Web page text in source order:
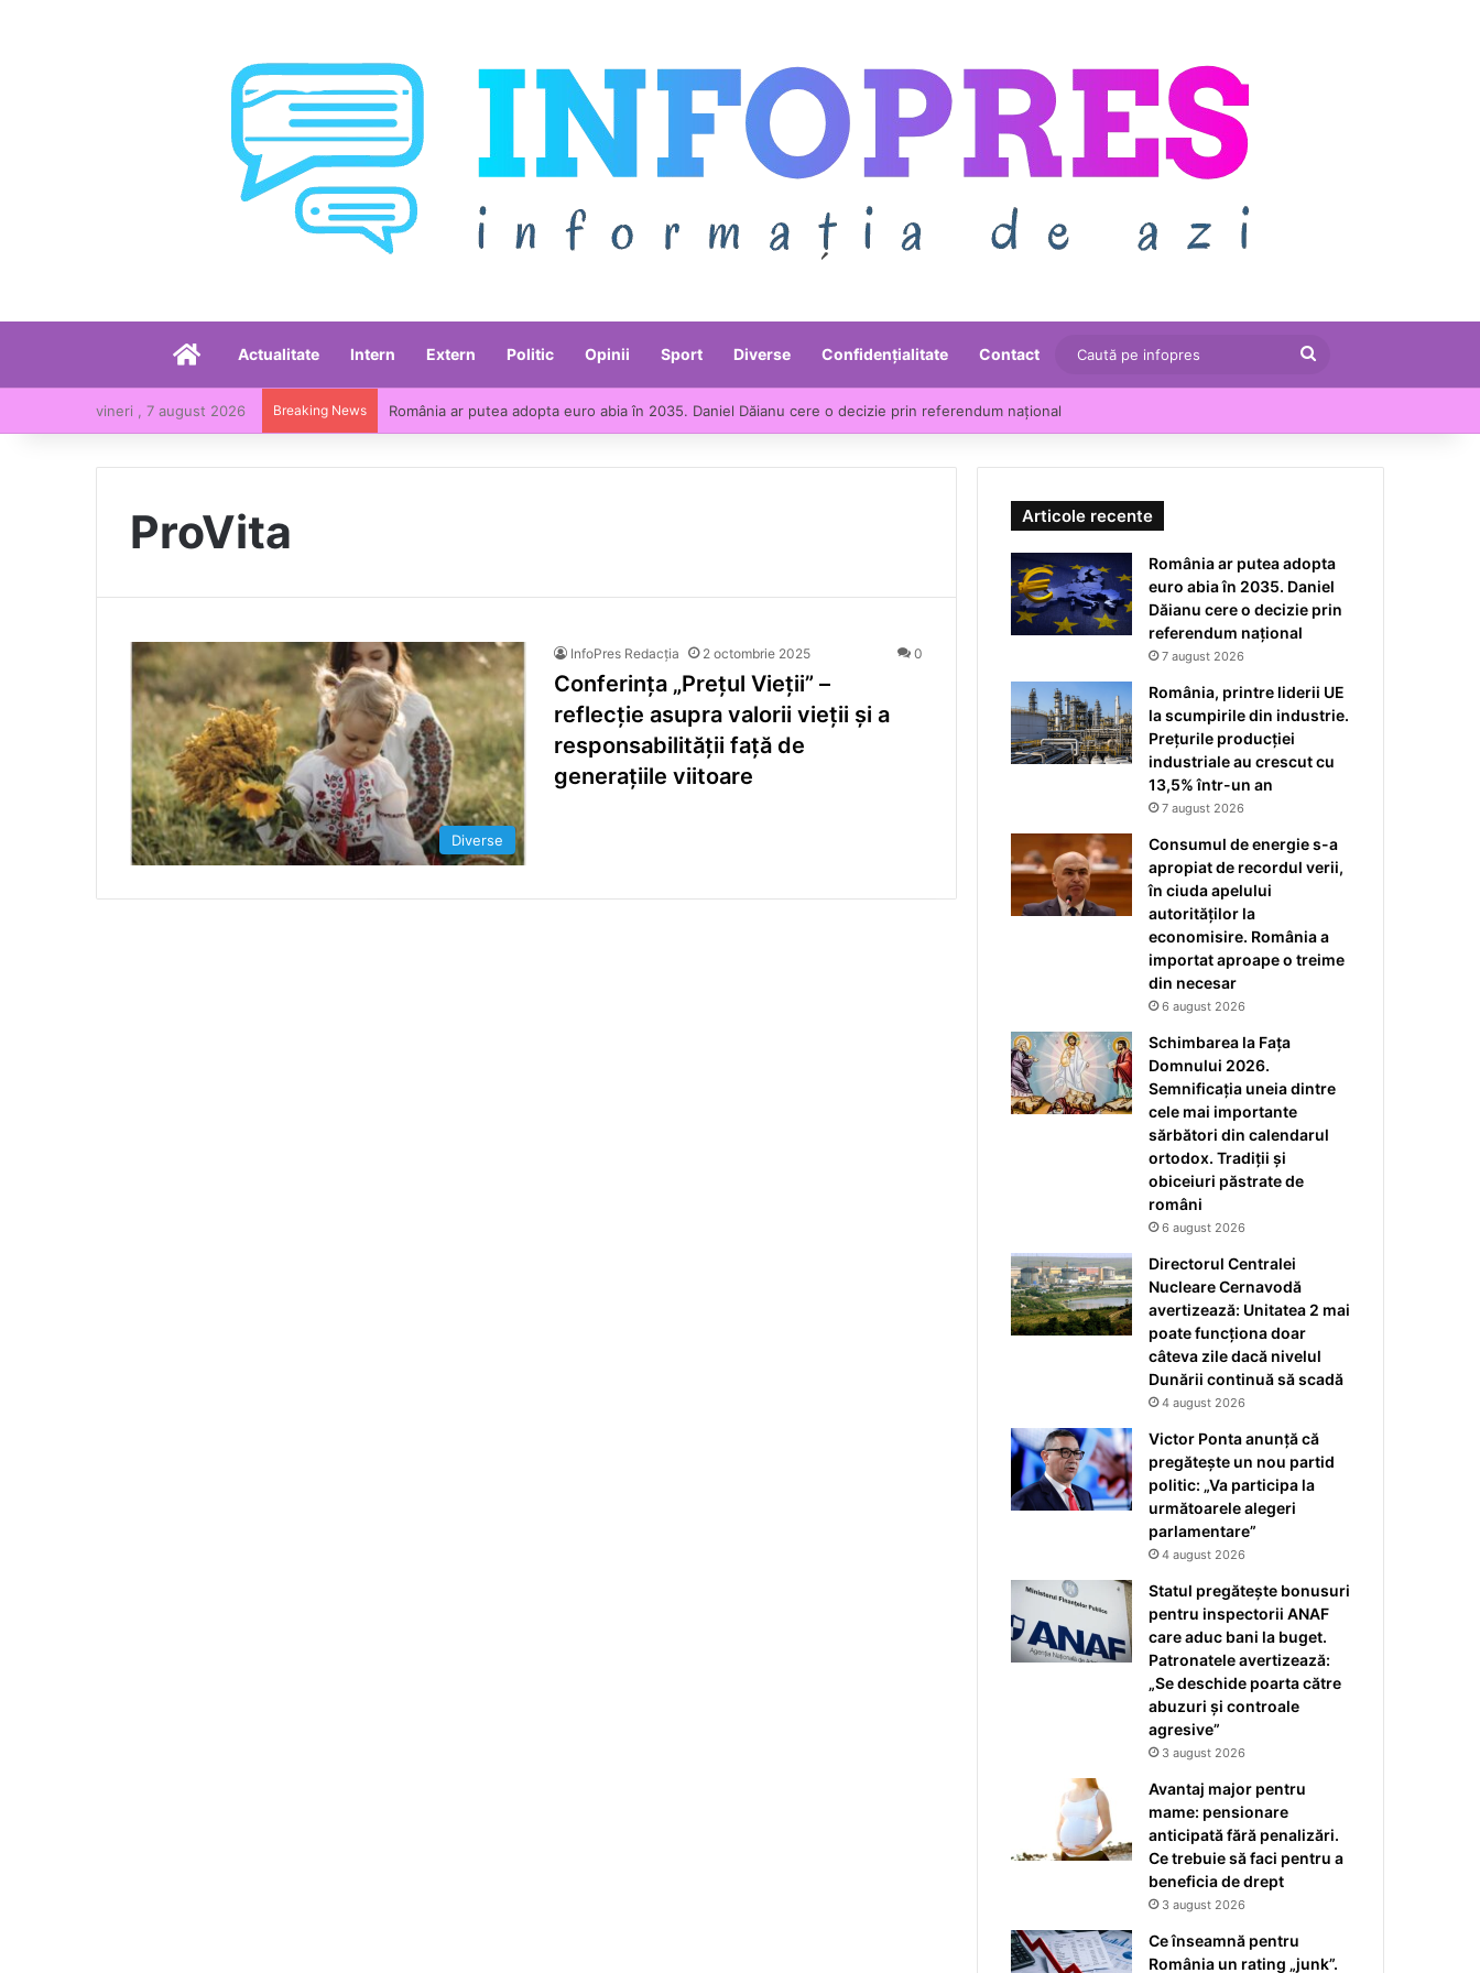
AcasăActualitate Intern Extern Politic Opinii Sport Diverse Confidențialitate Contact
Caută
pe
infopres
vineri , 7 august 2026 Breaking News România ar putea adopta euro abia în 2035. Daniel Dăianu cere o decizie prin referendum național
ProVita
Diverse
InfoPres Redacția 2 octombrie 2025 0
Conferința „Prețul Vieții” –
reflecție asupra valorii vieții și a
responsabilității față de
generațiile viitoare
Articole recente
România ar putea adopta
euro abia în 2035. Daniel
Dăianu cere o decizie prin
referendum național
7 august 2026
România, printre liderii UE
la scumpirile din industrie.
Prețurile producției
industriale au crescut cu
13,5% într-un an
7 august 2026
Consumul de energie s-a
apropiat de recordul verii,
în ciuda apelului
autorităților la
economisire. România a
importat aproape o treime
din necesar
6 august 2026
Schimbarea la Fața
Domnului 2026.
Semnificația uneia dintre
cele mai importante
sărbători din calendarul
ortodox. Tradiții și
obiceiuri păstrate de
români
6 august 2026
Directorul Centralei
Nucleare Cernavodă
avertizează: Unitatea 2 mai
poate funcționa doar
câteva zile dacă nivelul
Dunării continuă să scadă
4 august 2026
Victor Ponta anunță că
pregătește un nou partid
politic: „Va participa la
următoarele alegeri
parlamentare”
4 august 2026
Statul pregătește bonusuri
pentru inspectorii ANAF
care aduc bani la buget.
Patronatele avertizează:
„Se deschide poarta către
abuzuri și controale
agresive”
3 august 2026
Avantaj major pentru
mame: pensionare
anticipată fără penalizări.
Ce trebuie să faci pentru a
beneficia de drept
3 august 2026
Ce înseamnă pentru
România un rating „junk”.